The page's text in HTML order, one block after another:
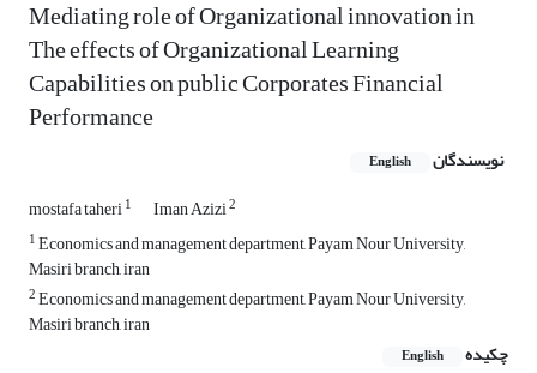
Mediating role of Organizational innovation in
The effects of Organizational Learning
Capabilities on public Corporates Financial
Performance
نویسندگان English
mostafa taheri1 Iman Azizi2
1Economics and management department, Payam Nour University,
Masiri branch, iran
2Economics and management department, Payam Nour University,
Masiri branch, iran
چکیده
English